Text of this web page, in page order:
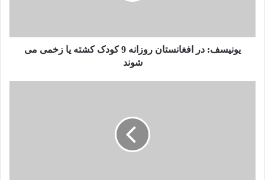
واقعی ایالت راخین در میانمار ارائه داده است.» او
با خطاب قرار دادن 17 قاضی دادگاه افزود که
وضعیت در ایالت راخین «پیچیده بوده و درک آن
یونیسف: در افغانستان روزانه 9 کودک کشته یا زخمی می
شوند